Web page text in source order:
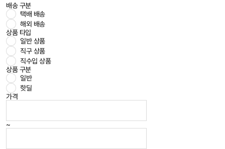
배송 구분
택배 배송
해외 배송
상품 타입
일반 상품
직구 상품
직수입 상품
상품 구분
일반
핫딜
가격
~